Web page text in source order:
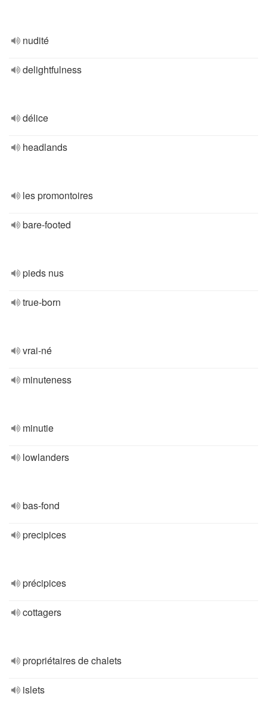
nudité
delightfulness
délice
headlands
les promontoires
bare-footed
pieds nus
true-born
vrai-né
minuteness
minutie
lowlanders
bas-fond
precipices
précipices
cottagers
propriétaires de chalets
islets